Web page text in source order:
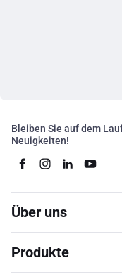
Bleiben Sie auf dem
Neuigkeiten!
Über uns
Produkte